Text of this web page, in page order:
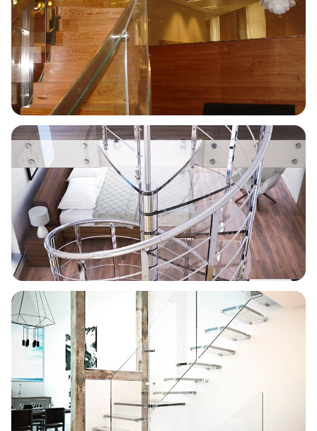
Escalera circular · Caixanova
Gran escala · Vidrio estructural
Escalera caracol
Vidrio curvado a medida